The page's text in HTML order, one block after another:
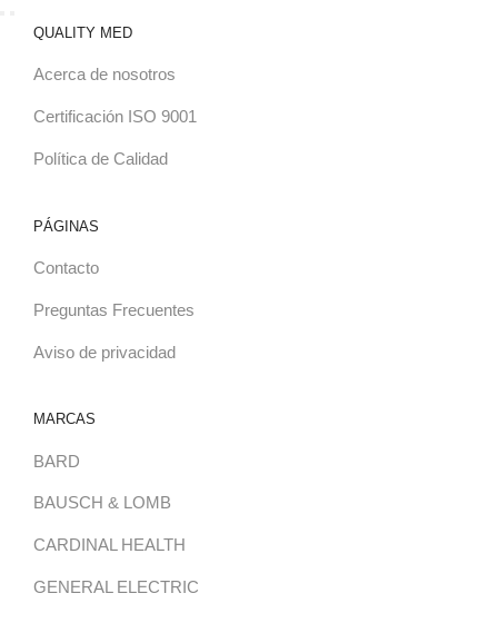
QUALITY MED
Acerca de nosotros
Certificación ISO 9001
Política de Calidad
PÁGINAS
Contacto
Preguntas Frecuentes
Aviso de privacidad
MARCAS
BARD
BAUSCH & LOMB
CARDINAL HEALTH
GENERAL ELECTRIC